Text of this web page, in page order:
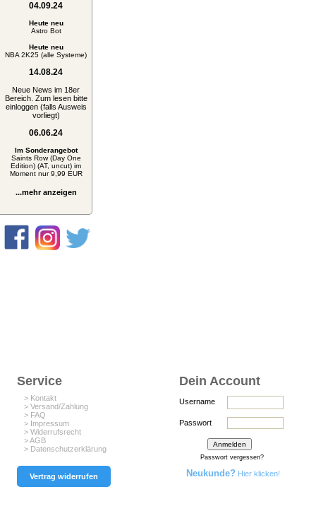
04.09.24
Heute neu
Astro Bot
Heute neu
NBA 2K25 (alle Systeme)
14.08.24
Neue News im 18er
Bereich. Zum lesen bitte
einloggen (falls Ausweis
vorliegt)
06.06.24
Im Sonderangebot
Saints Row (Day One
Edition) (AT, uncut) im
Moment nur 9,99 EUR
...mehr anzeigen
Service
> Kontakt
> Versand/Zahlung
> FAQ
> Impressum
> Widerrufsrecht
> AGB
> Datenschutzerklärung
Vertrag widerrufen
Dein Account
Username
Passwort
Passwort vergessen?
Neukunde? Hier klicken!